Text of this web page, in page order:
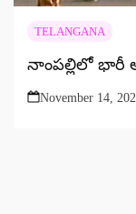
TELANGANA
నాంపల్లిలో భారీ
November 14,